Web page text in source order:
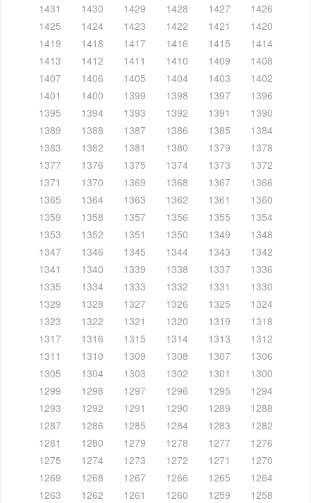
1431
1430 1429 1428 1427
1426
1425
1424 1423 1422 1421
1420
1419
1418 1417 1416 1415
1414
1413
1412 1411 1410 1409
1408
1407
1406 1405 1404 1403
1402
1401
1400 1399 1398 1397
1396
1395
1394 1393 1392 1391
1390
1389
1388 1387 1386 1385
1384
1383
1382 1381 1380 1379
1378
1377
1376 1375 1374 1373
1372
1371
1370 1369 1368 1367
1366
1365
1364 1363 1362 1361
1360
1359
1358 1357 1356 1355
1354
1353
1352 1351 1350 1349
1348
1347
1346 1345 1344 1343
1342
1341
1340 1339 1338 1337
1336
1335
1334 1333 1332 1331
1330
1329
1328 1327 1326 1325
1324
1323
1322 1321 1320 1319
1318
1317
1316 1315 1314 1313
1312
1311
1310 1309 1308 1307
1306
1305
1304 1303 1302 1301
1300
1299
1298 1297 1296 1295
1294
1293
1292 1291 1290 1289
1288
1287
1286 1285 1284 1283
1282
1281
1280 1279 1278 1277
1276
1275
1274 1273 1272 1271
1270
1269
1268 1267 1266 1265
1264
1263
1262 1261 1260 1259
1258